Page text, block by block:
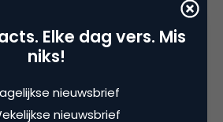
with or without a cause?
Elke dag vers. Mis
niks!
nieuwsbrief
nieuwsbrief